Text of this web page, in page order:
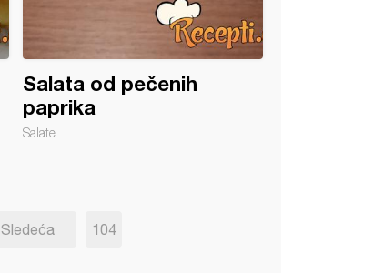
Salata od pečenih
paprika
Salate
Sledeća 104